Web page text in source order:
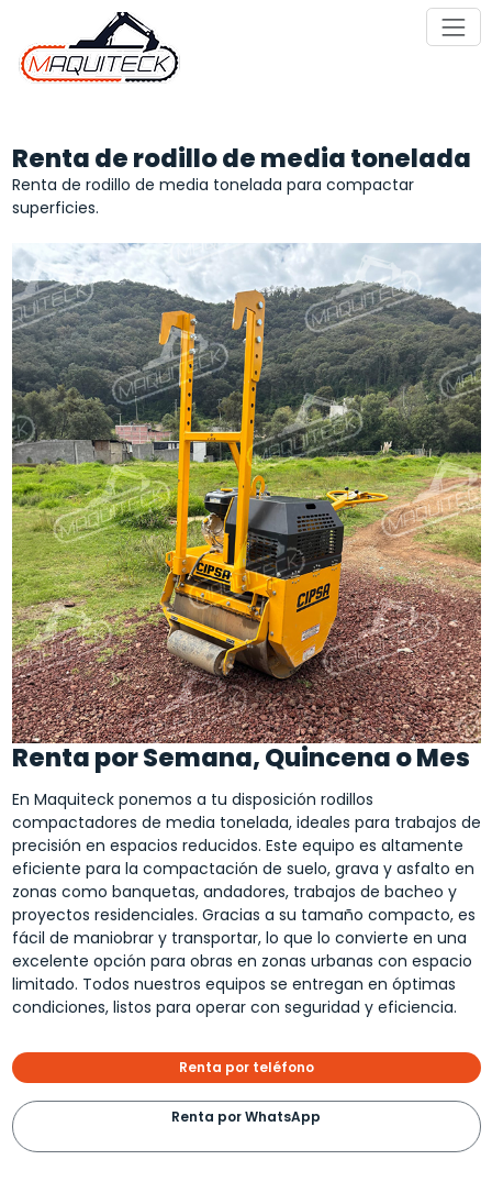
contenido
Renta de rodillo de media tonelada
Renta de rodillo de media tonelada para compactar
superficies.
Renta por Semana, Quincena o Mes
En Maquiteck ponemos a tu disposición rodillos
compactadores de media tonelada, ideales para trabajos de
precisión en espacios reducidos. Este equipo es altamente
eficiente para la compactación de suelo, grava y asfalto en
zonas como banquetas, andadores, trabajos de bacheo y
proyectos residenciales. Gracias a su tamaño compacto, es
fácil de maniobrar y transportar, lo que lo convierte en una
excelente opción para obras en zonas urbanas con espacio
limitado. Todos nuestros equipos se entregan en óptimas
condiciones, listos para operar con seguridad y eficiencia.
Renta por teléfono
Renta por WhatsApp